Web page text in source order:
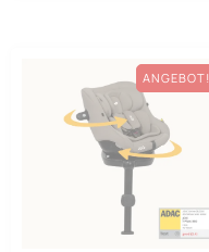
ANGEBOT!